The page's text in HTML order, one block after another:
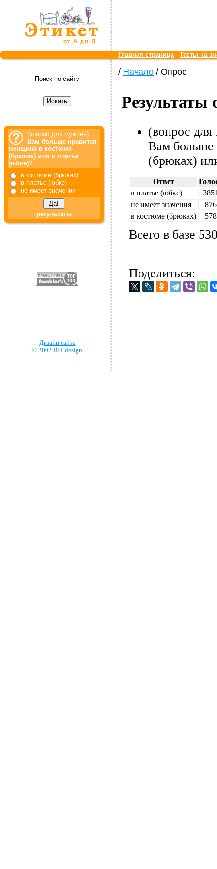
Главная страница Тесты на
Поиск по сайту
(вопрос для мужчин)
Вам больше нравится
женщина в костюме
(брюках) или в платье
(юбке)?
в костюме (брюках)
в платье (юбке)
не имеет значения
результаты
/ Начало / Опрос
Результаты
(вопрос
Вам больше
(брюках)
Ответ
в платье (юбке)
не имеет значения
в костюме (брюках)
Всего в базе
Поделиться:
Дизайн сайта
© 2002 BIT design